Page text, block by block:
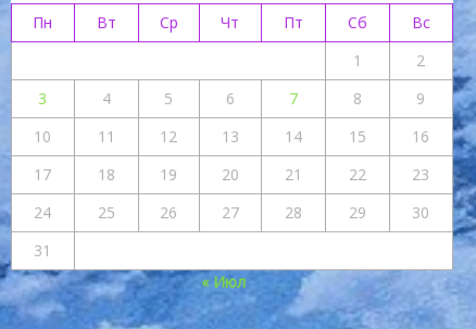
Пн
Вт Ср Чт Пт Сб
Вс
1
2
3
4 5 6 7 8
9
10
11 12 13 14 15
16
17
18 19 20 21 22
23
24
25 26 27 28 29
30
31
« Июл